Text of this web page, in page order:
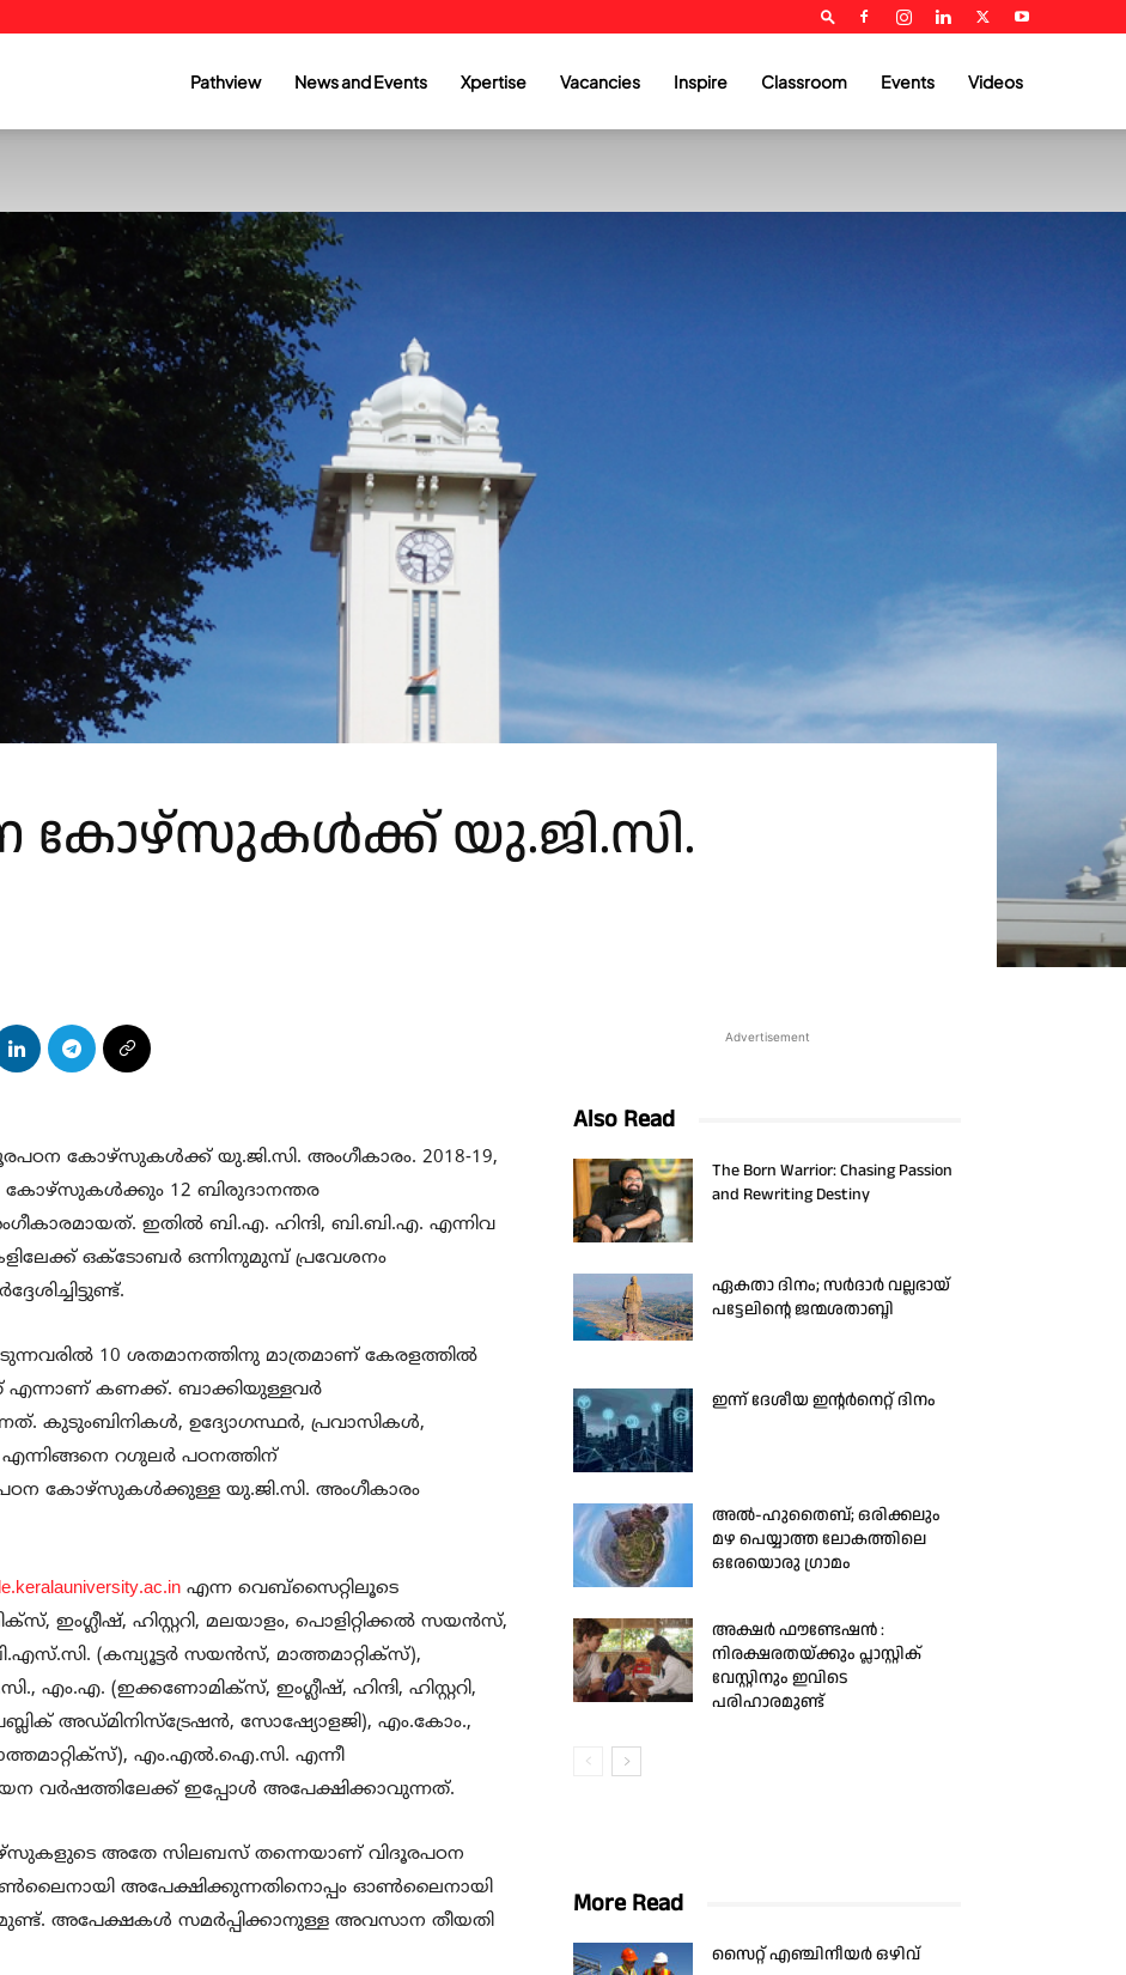
Pathview News and Events Xpertise Vacancies Inspire Classroom Events Videos
കോഴ്സുകൾക്ക് യു.ജി.സി.
കോഴ്സുകൾക്ക് യു.ജി.സി. അംഗീകാരം. 2018-19,
കോഴ്സുകൾക്കും 12 ബിരുദാനന്തര
ഇതിൽ ബി.എ. ഹിന്ദി, ബി.ബി.എ. എന്നിവ
ഒക്ടോബർ ഒന്നിനുമുമ്പ‌്‌ പ്രവേശനം
10 ശതമാനത്തിനു മാത്രമാണ് കേരളത്തിൽ
എന്നാണ് കണക്ക്. ബാക്കിയുള്ളവർ
കുടുംബിനികൾ, ഉദ്യോഗസ്ഥർ, പ്രവാസികൾ,
റഗുലർ പഠനത്തിന്
കോഴ‌്സുകൾക്കുള്ള യു.ജി.സി. അംഗീകാരം
എന്ന വെബ്‌സൈറ്റിലൂടെ
ഇംഗ്ലീഷ്, ഹിസ്റ്ററി, മലയാളം, പൊളിറ്റിക്കല്‍ സയന്‍സ്,
(കമ്പ്യൂട്ടര്‍ സയന്‍സ്, മാത്തമാറ്റിക്‌സ്),
(ഇക്കണോമിക്‌സ്, ഇംഗ്ലീഷ്, ഹിന്ദി, ഹിസ്റ്ററി,
അഡ്മിനിസ്‌ട്രേഷന്‍, സോഷ്യോളജി), എം.കോം.,
എം.എല്‍.ഐ.സി. എന്നീ
വര്‍ഷത്തിലേക്ക് ഇപ്പോള്‍ അപേക്ഷിക്കാവുന്നത്.
അതേ സിലബസ് തന്നെയാണ് വിദൂരപഠന
അപേക്ഷിക്കുന്നതിനൊപ്പം ഓണ്‍ലൈനായി
അപേക്ഷകള്‍ സമര്‍പ്പിക്കാനുള്ള അവസാന തീയതി
Advertisement
Also Read
The Born Warrior: Chasing Passion
and Rewriting Destiny
ഏകതാ ദിനം; സർദാർ വല്ലഭായ്
പട്ടേലിന്റെ ജന്മശതാബ്ദി
ഇന്ന് ദേശീയ ഇന്റർനെറ്റ് ദിനം
അൽ-ഹുതൈബ്; ഒരിക്കലും
മഴ പെയ്യാത്ത ലോകത്തിലെ
ഒരേയൊരു ഗ്രാമം
അക്ഷർ ഫൗണ്ടേഷൻ :
നിരക്ഷരതയ്ക്കും പ്ലാസ്റ്റിക്
വേസ്റ്റിനും ഇവിടെ
പരിഹാരമുണ്ട്
More Read
സൈറ്റ് എഞ്ചിനീയർ ഒഴിവ്